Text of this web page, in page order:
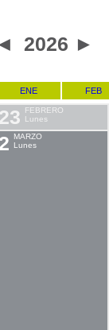
2026 ►
ENE FEB
FEBRERO
Lunes
MARZO
Lunes